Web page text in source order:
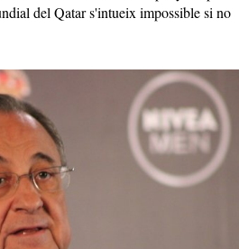
del Qatar s'intueix impossible si no